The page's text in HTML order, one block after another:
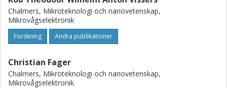
Chalmers, Mikroteknologi och nanovetenskap,
Mikrovågselektronik
Forskning Andra publikationer
Christian Fager
Chalmers, Mikroteknologi och nanovetenskap,
Mikrovågselektronik